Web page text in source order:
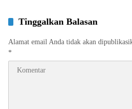
Tinggalkan Balasan
Alamat email Anda tidak akan
*